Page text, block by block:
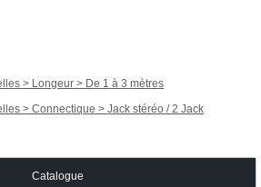
> Longeur > De 1 à 3 mètres
> Connectique > Jack stéréo / 2 Jack
Catalogue